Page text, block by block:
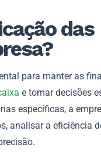
das
para manter as
e tomar decisões
específicas, a
analisar a eficiência